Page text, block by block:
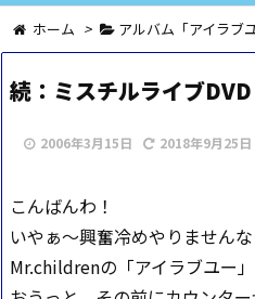
ホーム > アルバム「アイラブ
続：ミスチルライブDVD
2006年3月15日 2018年9月25日
こんばんわ！
いやぁ～興奮冷めやりませんな
Mr.childrenの「アイラブユー